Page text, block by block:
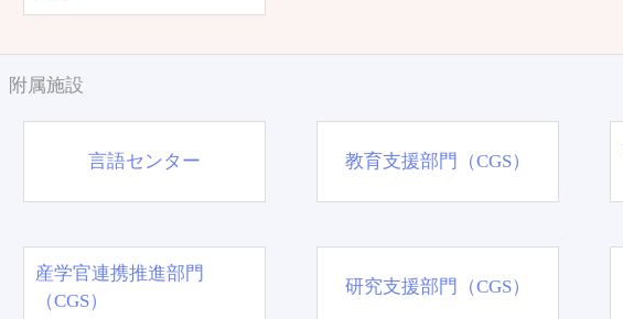
附属施設
言語センター 教育支援部門（CGS）
産学官連携推進部門
（CGS）
研究支援部門（CGS）